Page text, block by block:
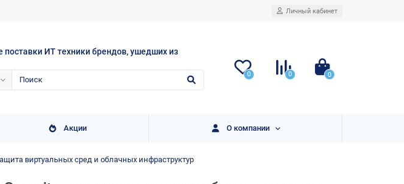
Личный кабинет
поставки ИТ техники брендов, ушедших из
0 0 0
Акции О компании
виртуальных сред и облачных инфраструктур